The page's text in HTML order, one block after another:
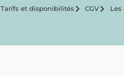
Tarifs et disponibilités CGV Les